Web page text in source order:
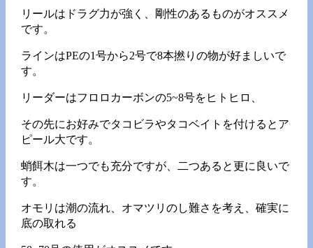
リールはドラグ力が強く、剛性のあるものがオススメ
です。
ラインはPEの1号から2号で8本撚りの物が好ましいで
す。
リーダーはフロロカーボンの5~8号をヒトヒロ、
その先にお好みでタコビラやタコベイトを付けるとア
ピール大です。
蛸餌木は一つでも充分ですが、二つあると更に良いで
す。
オモリは潮の流れ、オマツリのし難さを考え、確実に
底の取れる